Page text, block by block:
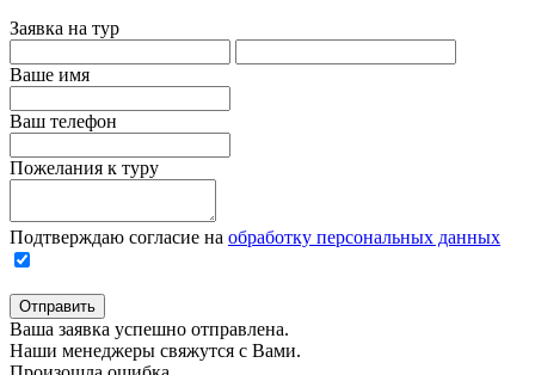
Заявка на тур
Ваше имя
Ваш телефон
Пожелания к туру
Подтверждаю согласие на обработку персональных данных
Отправить
Ваша заявка успешно отправлена.
Наши менеджеры свяжутся с Вами.